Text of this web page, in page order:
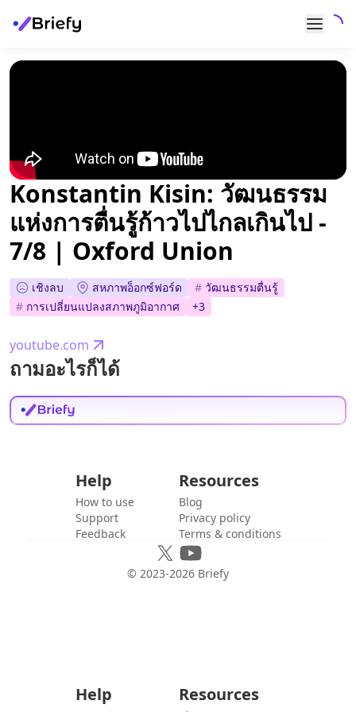
Konstantin Kisin: วัฒนธรรม
แห่งการตื่นรู้ก้าวไปไกลเกินไป -
7/8 | Oxford Union
เชิงลบ สหภาพอ็อกซ์ฟอร์ด # วัฒนธรรมตื่นรู้
# การเปลี่ยนแปลงสภาพภูมิอากาศ +3
youtube.com
ถามอะไรก็ได้
Help
How to use
Support
Feedback
Resources
Blog
Privacy policy
Terms & conditions
© 2023-2026 Briefy
Help Resources